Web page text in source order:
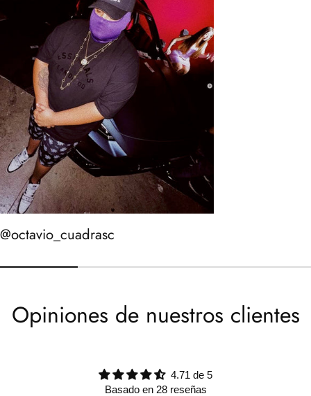
@octavio_cuadrasc
Opiniones de nuestros clientes
4.71 de 5
Basado en 28 reseñas